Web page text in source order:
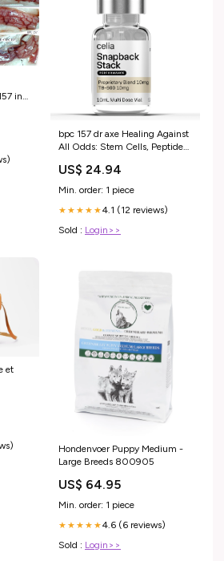
in
bpc 157 dr axe Healing Against
All Odds: Stem Cells, Peptides
US$ 24.94
Min. order: 1 piece
★★★★★4.1 (12 reviews)
Sold : Login>>
et
Hondenvoer Puppy Medium -
Large Breeds 800905
US$ 64.95
Min. order: 1 piece
★★★★★4.6 (6 reviews)
Sold : Login>>